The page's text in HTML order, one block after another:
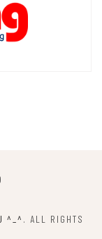
^_^ . ALL RIGHTS